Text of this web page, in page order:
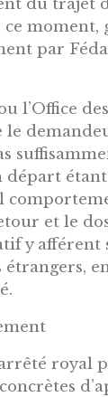
moment,
par
l’Office
le
départ
et le
y afférent
étrangers,
royal